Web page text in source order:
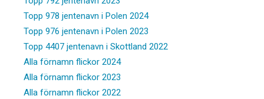
Topp 978 jentenavn i Polen 2024
Topp 976 jentenavn i Polen 2023
Topp 4407 jentenavn i Skottland 2022
Alla förnamn flickor 2024
Alla förnamn flickor 2023
Alla förnamn flickor 2022